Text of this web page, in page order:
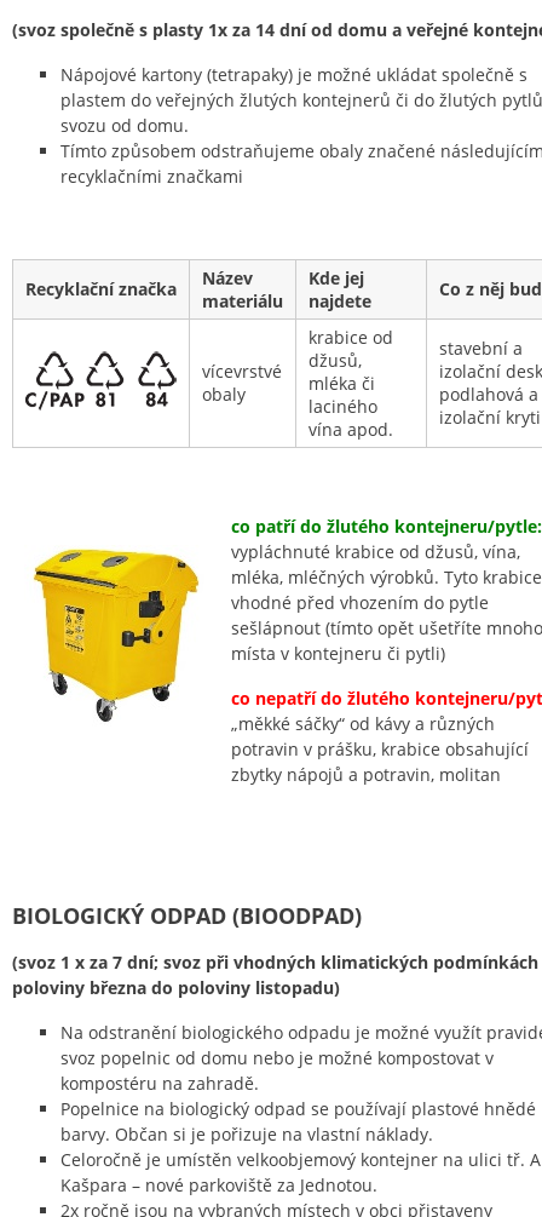
(svoz společně s plasty 1x za 14 dní od domu a veřejné
Nápojové kartony (tetrapaky) je možné ukládat společně s
plastem do veřejných žlutých kontejnerů či do žlutých
svozu od domu.
Tímto způsobem odstraňujeme obaly značené
recyklačními značkami
Recyklační značka
Název
materiálu
Kde jej
najdete
Co z něj
vícevrstvé
obaly
krabice od
džusů,
mléka či
laciného
vína apod.
stavební a
izolační
podlahová a
izolační
co patří do žlutého kontejneru/pytle:
vypláchnuté krabice od džusů, vína,
mléka, mléčných výrobků. Tyto
vhodné před vhozením do pytle
sešlápnout (tímto opět ušetříte mnoho
místa v kontejneru či pytli)
co nepatří do žlutého kontejneru/
„měkké sáčky“ od kávy a různých
potravin v prášku, krabice obsahující
zbytky nápojů a potravin, molitan
BIOLOGICKÝ ODPAD (BIOODPAD)
(svoz 1 x za 7 dní; svoz při vhodných klimatických
poloviny března do poloviny listopadu)
Na odstranění biologického odpadu je možné využít
svoz popelnic od domu nebo je možné kompostovat v
kompostéru na zahradě.
Popelnice na biologický odpad se používají plastové hnědé
barvy. Občan si je pořizuje na vlastní náklady.
Celoročně je umístěn velkoobjemový kontejner na ulici tř.
Kašpara – nové parkoviště za Jednotou.
2x ročně jsou na vybraných místech v obci přistaveny